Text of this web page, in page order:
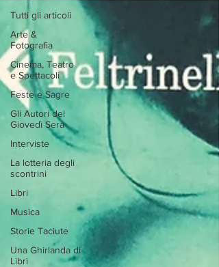
Tutti gli articoli
Arte &
Fotografia
Cinema, Teatro
e Spettacoli
Feste e Sagre
Gli Autori del
Giovedì Sera
Interviste
La lotteria degli
scontrini
Libri
Musica
Storie Taciute
Una Ghirlanda di
Libri